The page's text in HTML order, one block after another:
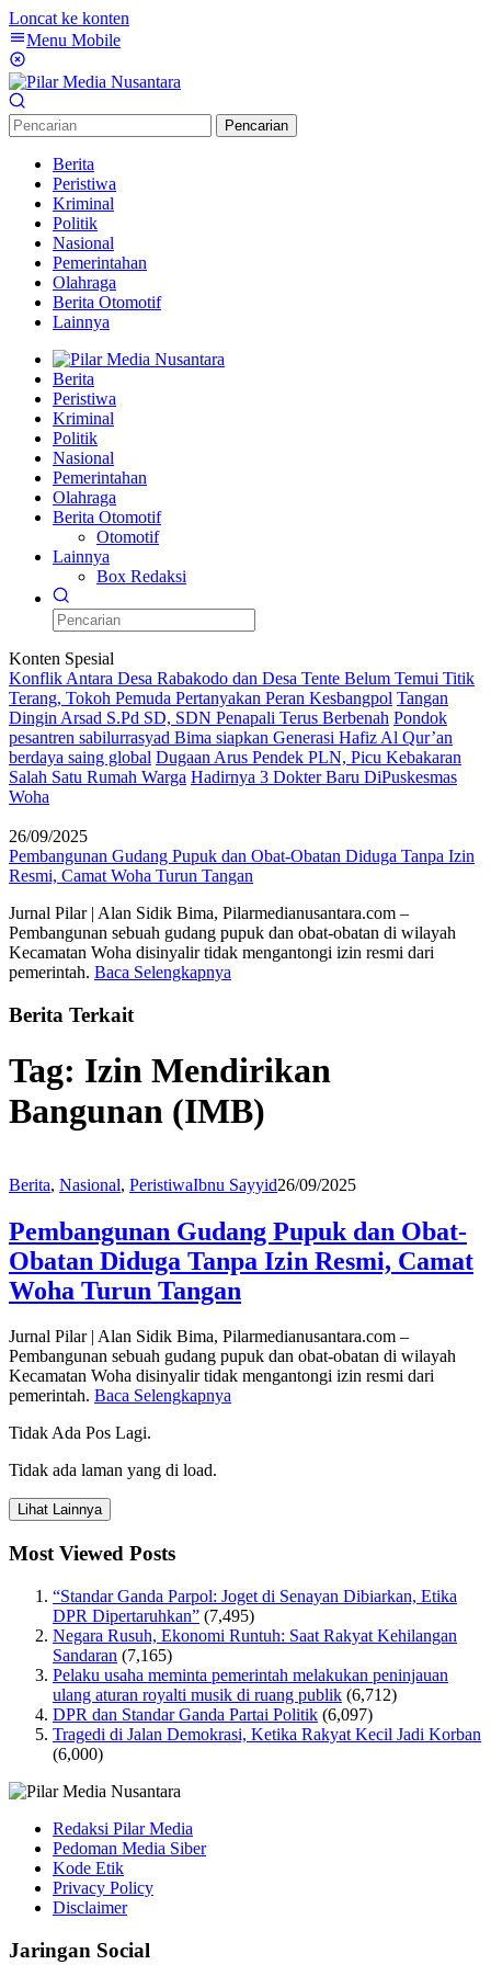
Loncat ke konten
Menu Mobile
Pencarian
Berita
Peristiwa
Kriminal
Politik
Nasional
Pemerintahan
Olahraga
Berita Otomotif
Lainnya
Berita
Peristiwa
Kriminal
Politik
Nasional
Pemerintahan
Olahraga
Berita Otomotif
Otomotif
Lainnya
Box Redaksi
Konten Spesial
Konflik Antara Desa Rabakodo dan Desa Tente Belum Temui Titik
Terang, Tokoh Pemuda Pertanyakan Peran Kesbangpol Tangan
Dingin Arsad S.Pd SD, SDN Penapali Terus Berbenah Pondok
pesantren sabilurrasyad Bima siapkan Generasi Hafiz Al Qur’an
berdaya saing global Dugaan Arus Pendek PLN, Picu Kebakaran
Salah Satu Rumah Warga Hadirnya 3 Dokter Baru DiPuskesmas
Woha
26/09/2025
Pembangunan Gudang Pupuk dan Obat-Obatan Diduga Tanpa Izin
Resmi, Camat Woha Turun Tangan
Jurnal Pilar | Alan Sidik Bima, Pilarmedianusantara.com –
Pembangunan sebuah gudang pupuk dan obat-obatan di wilayah
Kecamatan Woha disinyalir tidak mengantongi izin resmi dari
pemerintah. Baca Selengkapnya
Berita Terkait
Tag: Izin Mendirikan
Bangunan (IMB)
Berita, Nasional, PeristiwaIbnu Sayyid26/09/2025
Pembangunan Gudang Pupuk dan Obat-
Obatan Diduga Tanpa Izin Resmi, Camat
Woha Turun Tangan
Jurnal Pilar | Alan Sidik Bima, Pilarmedianusantara.com –
Pembangunan sebuah gudang pupuk dan obat-obatan di wilayah
Kecamatan Woha disinyalir tidak mengantongi izin resmi dari
pemerintah. Baca Selengkapnya
Tidak Ada Pos Lagi.
Tidak ada laman yang di load.
Lihat Lainnya
Most Viewed Posts
“Standar Ganda Parpol: Joget di Senayan Dibiarkan, Etika
DPR Dipertaruhkan” (7,495)
Negara Rusuh, Ekonomi Runtuh: Saat Rakyat Kehilangan
Sandaran (7,165)
Pelaku usaha meminta pemerintah melakukan peninjauan
ulang aturan royalti musik di ruang publik (6,712)
DPR dan Standar Ganda Partai Politik (6,097)
Tragedi di Jalan Demokrasi, Ketika Rakyat Kecil Jadi Korban
(6,000)
Redaksi Pilar Media
Pedoman Media Siber
Kode Etik
Privacy Policy
Disclaimer
Jaringan Social